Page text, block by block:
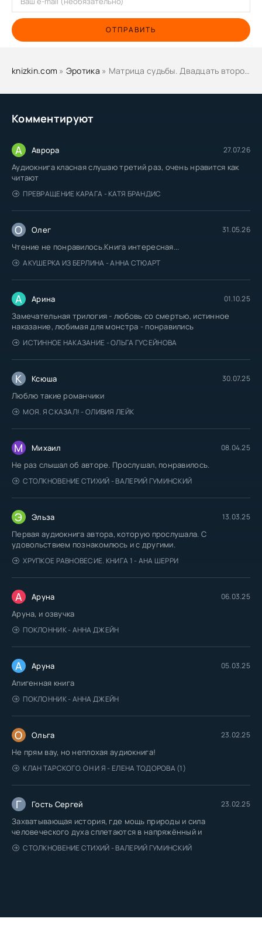
Комментируют
А Аврора 27.07.26
Аудиокнига класная слушаю третий раз, очень нравится как
читают
ПРЕВРАЩЕНИЕ КАРАГА - КАТЯ БРАНДИС
О Олег 31.05.26
Чтение не понравилось.Книга интересная...
АКУШЕРКА ИЗ БЕРЛИНА - АННА СТЮАРТ
А Арина 01.10.25
Замечательная трилогия - любовь со смертью, истинное
наказание, любимая для монстра - понравились
ИСТИННОЕ НАКАЗАНИЕ - ОЛЬГА ГУСЕЙНОВА
К Ксюша 30.07.25
Люблю такие романчики
МОЯ. Я СКАЗАЛ! - ОЛИВИЯ ЛЕЙК
М Михаил 08.04.25
Не раз слышал об авторе. Прослушал, понравилось.
СТОЛКНОВЕНИЕ СТИХИЙ - ВАЛЕРИЙ ГУМИНСКИЙ
Э Эльза 13.03.25
Первая аудиокнига автора, которую прослушала. С
удовольствием познакомлюсь и с другими.
ХРУПКОЕ РАВНОВЕСИЕ. КНИГА 1 - АНА ШЕРРИ
А Аруна 06.03.25
Аруна, и озвучка
ПОКЛОННИК - АННА ДЖЕЙН
А Аруна 05.03.25
Апигенная книга
ПОКЛОННИК - АННА ДЖЕЙН
О Ольга 23.02.25
Не прям вау, но неплохая аудиокнига!
КЛАН ТАРСКОГО. ОН И Я - ЕЛЕНА ТОДОРОВА (1)
Г Гость Сергей 23.02.25
Захватывающая история, где мощь природы и сила
человеческого духа сплетаются в напряжённый и
СТОЛКНОВЕНИЕ СТИХИЙ - ВАЛЕРИЙ ГУМИНСКИЙ
ОТПРАВИТЬ
knizkin.com » Эротика » Матрица судьбы. Двадцать второй аркан - Альбина Матрикс